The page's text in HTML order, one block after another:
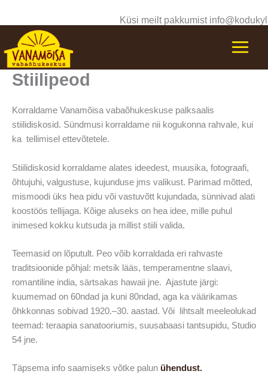
content
Küsi meilt pakkumist
Stiilipeod
Korraldame Vanamõisa vabaõhukeskuse palksaalis
stiilidiskosid. Sündmusi korraldame nii kogukonna rahvale, kui
ka tellimisel ettevõtetele.
Stiilidiskosid korraldame alates ideedest, muusika, fotograafi,
õhtujuhi, valgustuse, kujunduse jms valikust. Parimad mõtted,
mismoodi üks hea pidu või vastuvõtt kujundada, sünnivad alati
koostöös tellijaga. Kõige aluseks on hea idee, mille puhul
inimesed kokku kutsuda ja millist stiili valida.
Teemasid on lõputult. Peo võib korraldada eri rahvaste
traditsioonide põhjal: metsik lääs, temperamentne slaavi,
romantiline india, särtsakas hawaii jne. Ajastute järgi:
kuumemad on 60ndad ja kuni 80ndad, aga ka väärikamas
õhkkonnas sobivad 1920.–30. aastad. Või lihtsalt meeleolukad
teemad: teraapia sanatooriumis, suusabaasi tantsupidu, Studio
54 jne.
Täpsema info saamiseks võtke palun ühendust.